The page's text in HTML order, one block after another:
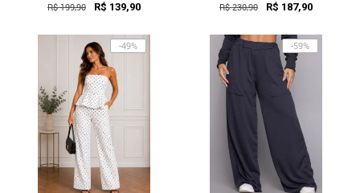
R$ 199,90 R$ 139,90 R$ 230,90 R$ 187,90
-49% -59%